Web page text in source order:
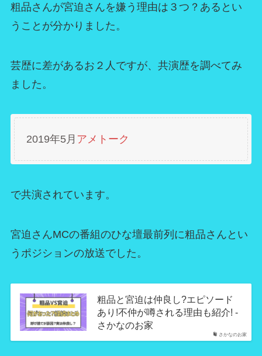
粗品さんが宮迫さんを嫌う理由は３つ？あるとい
うことが分かりました。
芸歴に差があるお２人ですが、共演歴を調べてみ
ました。
2019年5月 アメトーク
で共演されています。
宮迫さんMCの番組のひな壇最前列に粗品さんとい
うポジションの放送でした。
さかなのお家
粗品と宮迫は仲良し?エピソード
あり!不仲が噂される理由も紹介! -
さかなのお家